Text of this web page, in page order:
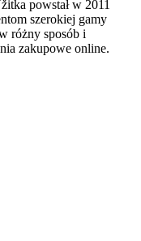
powstał w 2011
szerokiej gamy
różny sposób i
zakupowe online.